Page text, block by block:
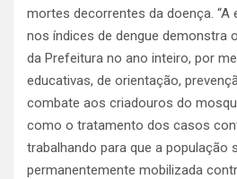
mortes decorrentes da doença. “A
nos índices de dengue demonstra
da Prefeitura no ano inteiro, por
educativas, de orientação,
combate aos criadouros do
como o tratamento dos casos
trabalhando para que a população
permanentemente mobilizada